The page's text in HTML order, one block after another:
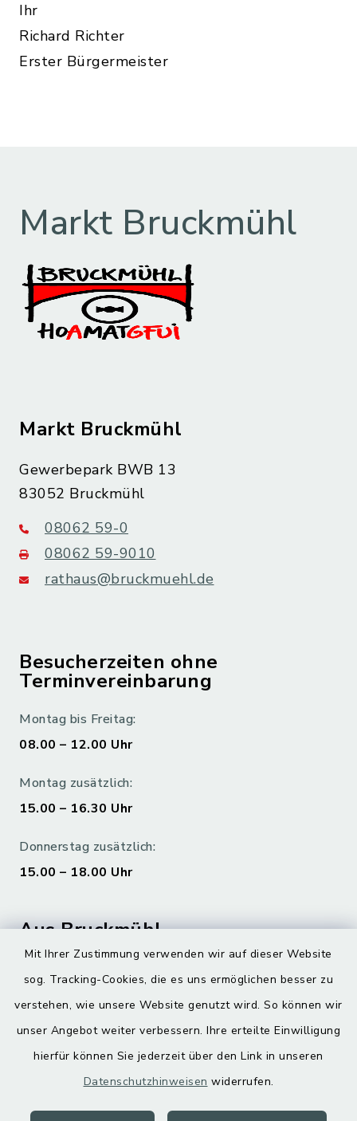
Mit Ihrer Zustimmung verwenden wir auf dieser Website
sog. Tracking-Cookies, die es uns ermöglichen besser zu
verstehen, wie unsere Website genutzt wird. So können wir
unser Angebot weiter verbessern. Ihre erteilte Einwilligung
hierfür können Sie jederzeit über den Link in unseren
Datenschutzhinweisen widerrufen.
Ihr
Richard Richter
Erster Bürgermeister
Markt Bruckmühl
Markt Bruckmühl
Gewerbepark BWB 13
83052 Bruckmühl
08062 59-0
08062 59-9010
rathaus@bruckmuehl.de
Besucherzeiten ohne
Terminvereinbarung
Montag bis Freitag:
08.00 – 12.00 Uhr
Montag zusätzlich:
15.00 – 16.30 Uhr
Donnerstag zusätzlich:
15.00 – 18.00 Uhr
Aus Bruckmühl
Digitaler Ortsplan